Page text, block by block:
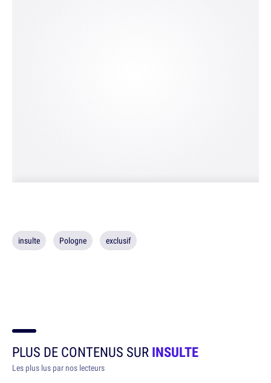
insulte Pologne exclusif
PLUS DE CONTENUS SURINSULTE
Les plus lus par nos lecteurs